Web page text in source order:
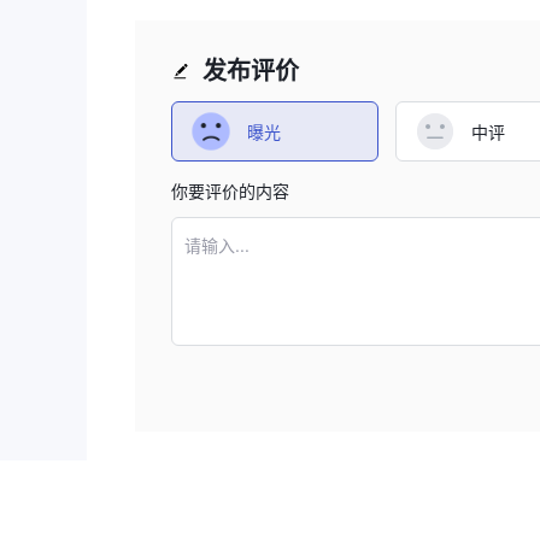
发布评价
曝光 中评
你要评价的内容
请输入...